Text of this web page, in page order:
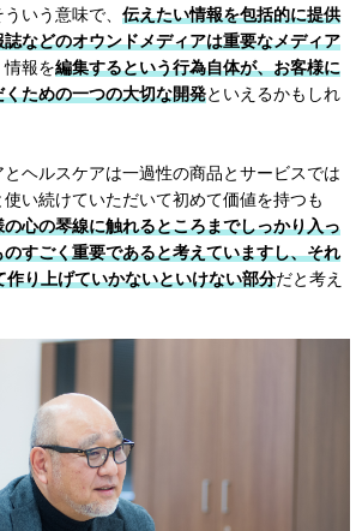
いう意味で、 伝えたい情報を包括的に提供
などのオウンドメディアは重要なメディア
情報を編集するという行為自体が、お客様に
ための一つの大切な開発といえるかもしれ
ヘルスケアは一過性の商品とサービスでは
い続けていただいて初めて価値を持つも
の心の琴線に触れるところまでしっかり入っ
すごく重要であると考えていますし、それ
作り上げていかないといけない部分だと考え